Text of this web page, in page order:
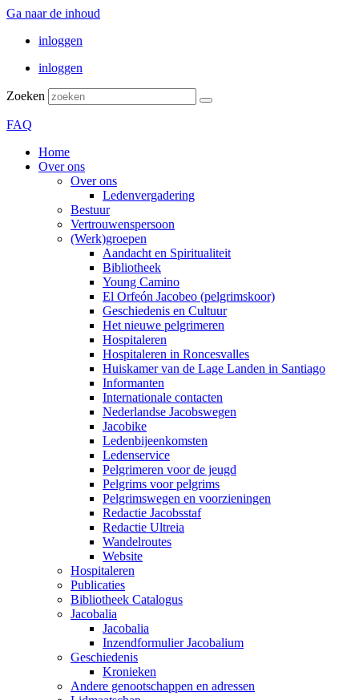
Ga naar de inhoud
inloggen
inloggen
Zoeken
FAQ
Home
Over ons
Over ons
Ledenvergadering
Bestuur
Vertrouwenspersoon
(Werk)groepen
Aandacht en Spiritualiteit
Bibliotheek
Young Camino
El Orfeón Jacobeo (pelgrimskoor)
Geschiedenis en Cultuur
Het nieuwe pelgrimeren
Hospitaleren
Hospitaleren in Roncesvalles
Huiskamer van de Lage Landen in Santiago
Informanten
Internationale contacten
Nederlandse Jacobswegen
Jacobike
Ledenbijeenkomsten
Ledenservice
Pelgrimeren voor de jeugd
Pelgrims voor pelgrims
Pelgrimswegen en voorzieningen
Redactie Jacobsstaf
Redactie Ultreia
Wandelroutes
Website
Hospitaleren
Publicaties
Bibliotheek Catalogus
Jacobalia
Jacobalia
Inzendformulier Jacobalium
Geschiedenis
Kronieken
Andere genootschappen en adressen